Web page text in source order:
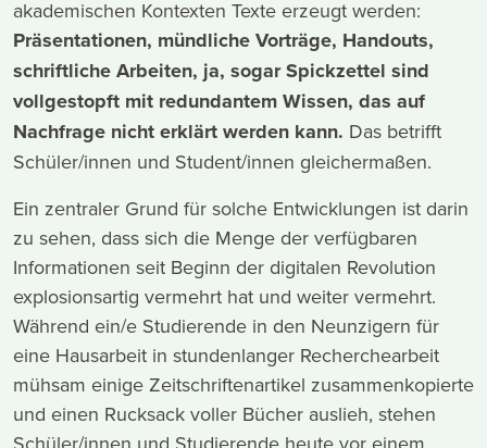
akademischen Kontexten Texte erzeugt werden:
Präsentationen, mündliche Vorträge, Handouts,
schriftliche Arbeiten, ja, sogar Spickzettel sind
vollgestopft mit redundantem Wissen, das auf
Nachfrage nicht erklärt werden kann. Das betrifft
Schüler/innen und Student/innen gleichermaßen.
Ein zentraler Grund für solche Entwicklungen ist darin
zu sehen, dass sich die Menge der verfügbaren
Informationen seit Beginn der digitalen Revolution
explosionsartig vermehrt hat und weiter vermehrt.
Während ein/e Studierende in den Neunzigern für
eine Hausarbeit in stundenlanger Recherchearbeit
mühsam einige Zeitschriftenartikel zusammenkopierte
und einen Rucksack voller Bücher auslieh, stehen